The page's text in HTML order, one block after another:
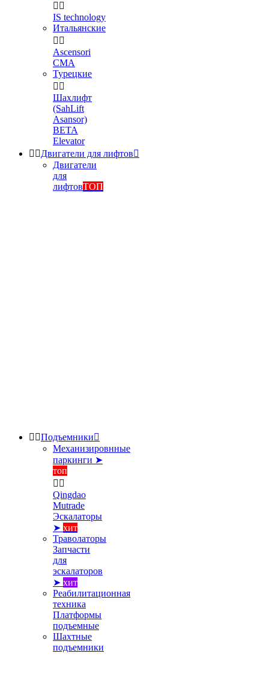
 
IS technology
Итальянские
 
Ascensori
CMA
Турецкие
 
Шахлифт
(SahLift
Asansor)
BETA
Elevator
 Двигатели для лифтов
Двигатели
для
лифтовТОП
 Подъемники
Механизировнные
паркинги ➤
топ
 
Qingdao
Mutrade
Эскалаторы
➤ хит
Траволаторы
Запчасти
для
эскалаторов
➤ хит
Реабилитационная
техника
Платформы
подъемные
Шахтные
подъемники